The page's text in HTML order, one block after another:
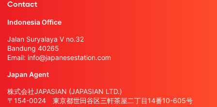
Contact
Indonesia Office
Jalan Suryalaya V no.32
Bandung 40265
Email: info@japanesestation.com
Japan Agent
株式会社JAPASIAN (JAPASIAN LTD.)
〒154-0024 東京都世田谷区三軒茶屋二丁目14番10-605号